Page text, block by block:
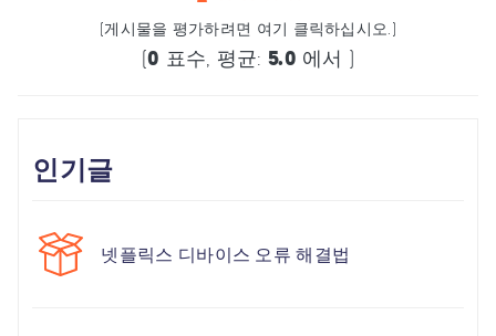
(게시물을 평가하려면 여기 클릭하십시오.)
(0 표수, 평균: 5.0 에서 )
인기글
넷플릭스 디바이스 오류 해결법